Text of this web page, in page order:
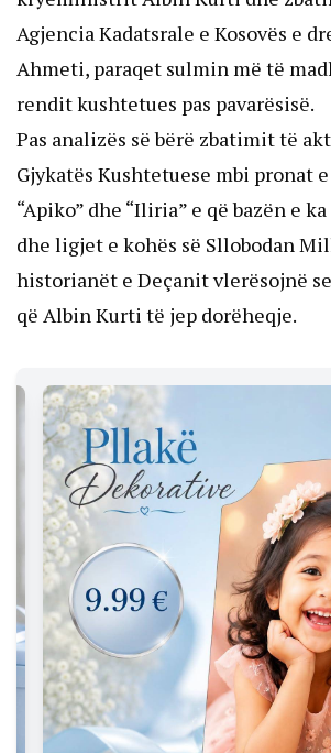
Agjencia Kadatsrale e Kosovës e
Ahmeti, paraqet sulmin më të
rendit kushtetues pas pavarësisë.
Pas analizës së bërë zbatimit të
Gjykatës Kushtetuese mbi pronat
“Apiko” dhe “Iliria” e që bazën e
dhe ligjet e kohës së Sllobodan
historianët e Deçanit vlerësojnë
që Albin Kurti të jep dorëheqje.